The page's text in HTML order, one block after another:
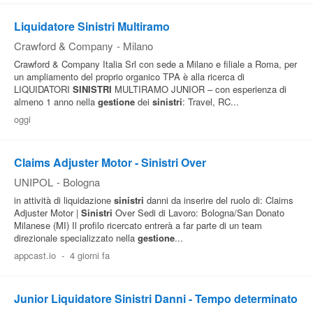
Liquidatore Sinistri Multiramo
Crawford & Company - Milano
Crawford & Company Italia Srl con sede a Milano e filiale a Roma, per
un ampliamento del proprio organico TPA è alla ricerca di
LIQUIDATORI SINISTRI MULTIRAMO JUNIOR – con esperienza di
almeno 1 anno nella gestione dei sinistri: Travel, RC...
oggi
Claims Adjuster Motor - Sinistri Over
UNIPOL - Bologna
in attività di liquidazione sinistri danni da inserire del ruolo di: Claims
Adjuster Motor | Sinistri Over Sedi di Lavoro: Bologna/San Donato
Milanese (MI) Il profilo ricercato entrerà a far parte di un team
direzionale specializzato nella gestione...
appcast.io - 4 giorni fa
Junior Liquidatore Sinistri Danni - Tempo determinato